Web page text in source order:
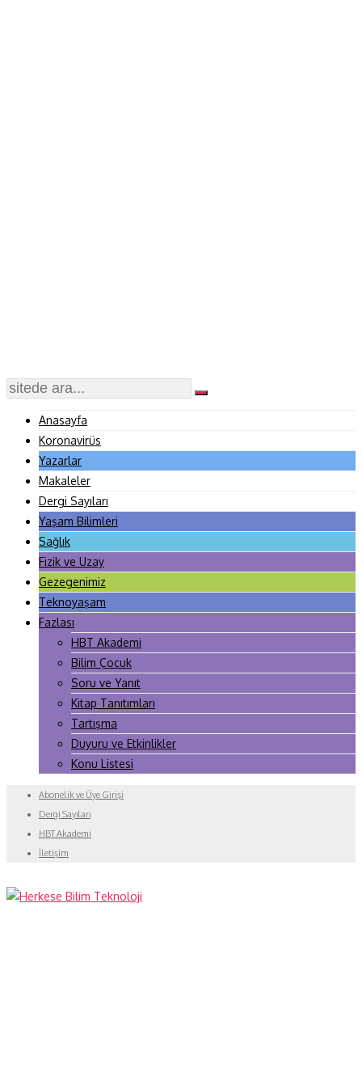
Anasayfa
Koronavirüs
Yazarlar
Makaleler
Dergi Sayıları
Yaşam Bilimleri
Sağlık
Fizik ve Uzay
Gezegenimiz
Teknoyaşam
Fazlası
HBT Akademi
Bilim Çocuk
Soru ve Yanıt
Kitap Tanıtımları
Tartışma
Duyuru ve Etkinlikler
Konu Listesi
Abonelik ve Üye Girişi
Dergi Sayıları
HBT Akademi
İletişim